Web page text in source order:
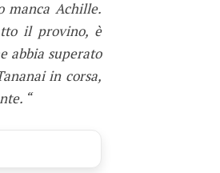
manca Achille.
il provino, è
abbia superato
in corsa,
“